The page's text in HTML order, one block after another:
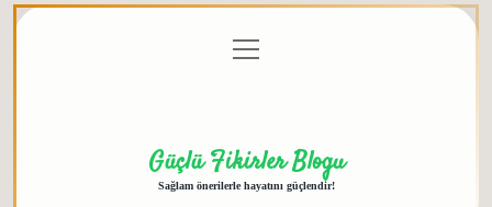
menüyü
aç
Güçlü Fikirler Blogu
Sağlam önerilerle hayatını güçlendir!